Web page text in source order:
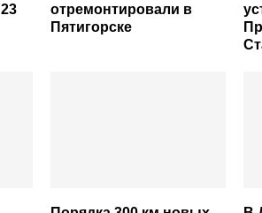
отремонтировали в
Пятигорске